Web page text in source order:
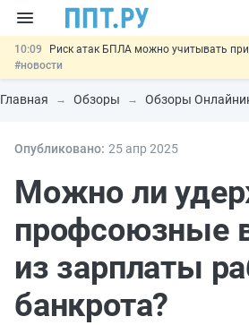
10:09
Риск атак БПЛА можно учитывать
#новости
00:01
6 августа: важные документы,
#новости
05.08 Мигрантам с судимостью запретят
05.08
#новости
Главная Обзоры Обзоры
Опубликовано: 25 апр 2025
Можно ли
профсоюзные
из зарплаты
банкрота?